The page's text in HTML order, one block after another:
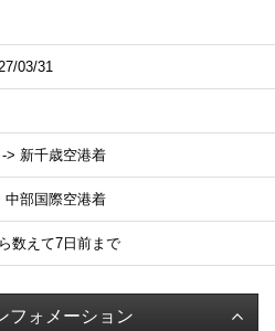
03/31
> 新千歳空港着
中部国際空港着
数えて7日前まで
フォメーション